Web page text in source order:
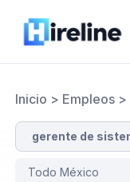
Inicio > Empleos>